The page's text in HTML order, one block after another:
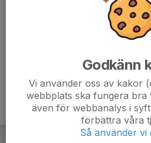
Godkänn
Vi använder oss av kakor
webbplats ska fungera bra
även för webbanalys i
förbättra våra
Så använder vi